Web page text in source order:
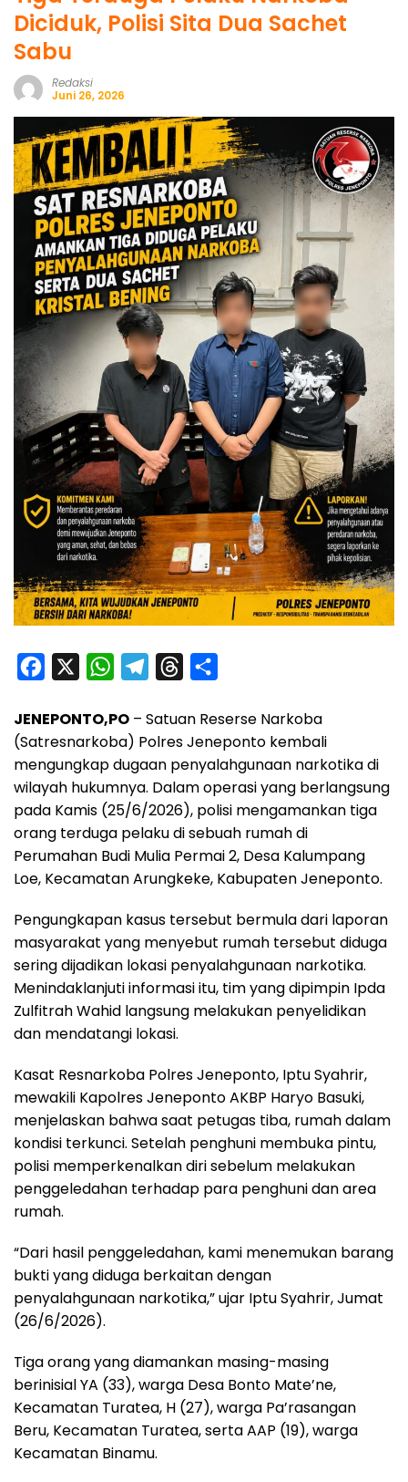
Diciduk, Polisi Sita Dua Sachet
Sabu
Redaksi
Juni 26, 2026
c
e
b
o
o
k
W
a
t
s
A
p
p
l
e
g
r
a
m
r
e
a
d
s
a
r
e
JENEPONTO,PO – Satuan Reserse Narkoba
(Satresnarkoba) Polres Jeneponto kembali
mengungkap dugaan penyalahgunaan narkotika di
wilayah hukumnya. Dalam operasi yang berlangsung
pada Kamis (25/6/2026), polisi mengamankan tiga
orang terduga pelaku di sebuah rumah di
Perumahan Budi Mulia Permai 2, Desa Kalumpang
Loe, Kecamatan Arungkeke, Kabupaten Jeneponto.
Pengungkapan kasus tersebut bermula dari laporan
masyarakat yang menyebut rumah tersebut diduga
sering dijadikan lokasi penyalahgunaan narkotika.
Menindaklanjuti informasi itu, tim yang dipimpin Ipda
Zulfitrah Wahid langsung melakukan penyelidikan
dan mendatangi lokasi.
Kasat Resnarkoba Polres Jeneponto, Iptu Syahrir,
mewakili Kapolres Jeneponto AKBP Haryo Basuki,
menjelaskan bahwa saat petugas tiba, rumah dalam
kondisi terkunci. Setelah penghuni membuka pintu,
polisi memperkenalkan diri sebelum melakukan
penggeledahan terhadap para penghuni dan area
rumah.
“Dari hasil penggeledahan, kami menemukan barang
bukti yang diduga berkaitan dengan
penyalahgunaan narkotika,” ujar Iptu Syahrir, Jumat
(26/6/2026).
Tiga orang yang diamankan masing-masing
berinisial YA (33), warga Desa Bonto Mate’ne,
Kecamatan Turatea, H (27), warga Pa’rasangan
Beru, Kecamatan Turatea, serta AAP (19), warga
Kecamatan Binamu.